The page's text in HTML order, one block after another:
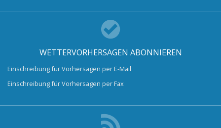
WETTERVORHERSAGEN ABONNIEREN
Einschreibung für Vorhersagen per E-Mail
Einschreibung für Vorhersagen per Fax